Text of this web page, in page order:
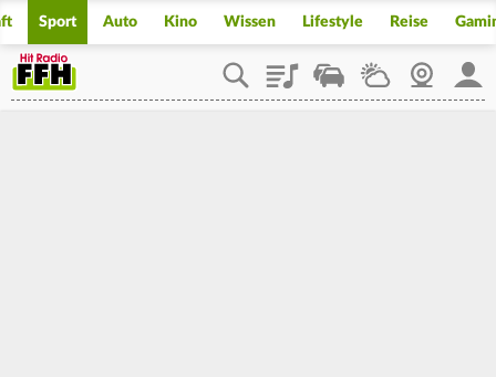
Sport Auto Kino Wissen Lifestyle Reise
PlaylistStaupilotWetterWebcam